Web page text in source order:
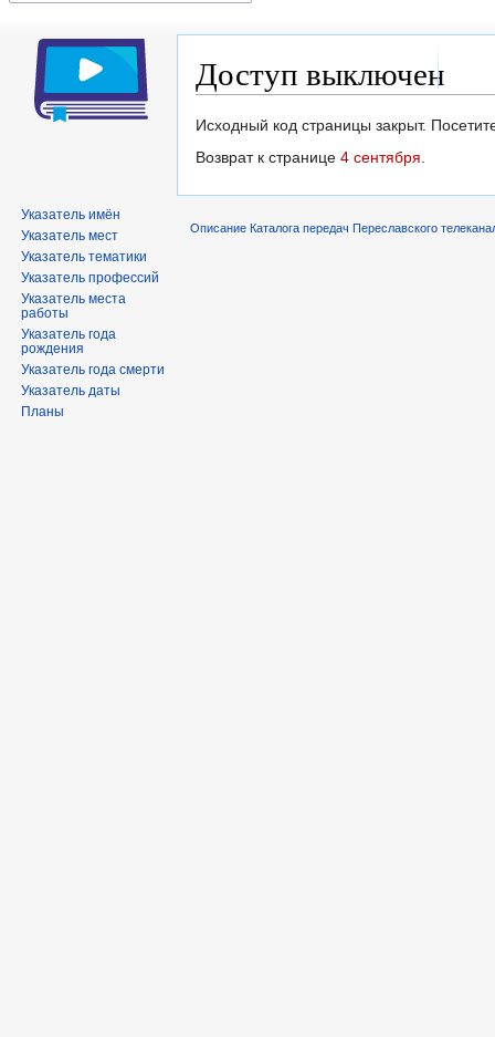
Доступ выключен
Перейти
к
Перейти
к
Исходный код страницы закрыт.
Возврат к странице 4 сентября.
Указатель имён
Указатель мест
Указатель тематики
Указатель профессий
Указатель места
работы
Указатель года
рождения
Указатель года смерти
Указатель даты
Планы
Описание Каталога передач Переславского